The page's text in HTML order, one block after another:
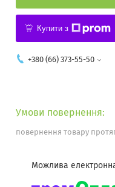
Купити з
+380 (66) 373-55-50
повернення товару